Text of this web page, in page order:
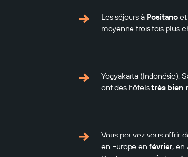
Les séjours à Positano et
moyenne trois fois plus
Yogyakarta (Indonésie),
ont des hôtels très bien
Vous pouvez vous offrir
en Europe en février, en